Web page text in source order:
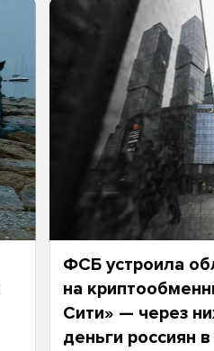
ФСБ устроила
на
Сити» — через
деньги россиян